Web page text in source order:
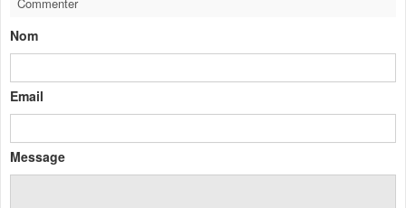
Nom
Email
Message